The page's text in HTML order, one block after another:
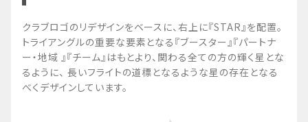
クラブロゴのリデザインをベースに、右上に『STAR』を配置。
トライアングルの重要な要素となる『ブースター』『パートナ
ー・地域 』『チーム』はもとより、関わる全ての方の輝く星とな
るように、 長いフライトの道標となるような星の存在となる
べくデザインしています。